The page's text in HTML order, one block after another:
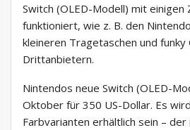
Switch (OLED-Modell) mit einigen
funktioniert, wie z. B. den
kleineren Tragetaschen und funky
Drittanbietern.
Nintendos neue Switch (OLED-
Oktober für 350 US-Dollar. Es
Farbvarianten erhältlich sein –